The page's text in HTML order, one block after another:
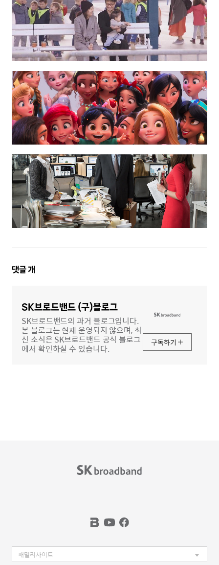
댓
댓글개
SK브로드밴드 (구)블로그
SK브로드밴드의 과거 블로그입니다.
본 블로그는 현재 운영되지 않으며, 최
신 소식은 SK브로드밴드 공식 블로그
에서 확인하실 수 있습니다.
구독하기